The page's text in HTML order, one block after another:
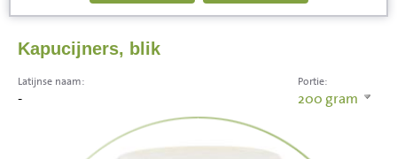
Kapucijners, blik
Portie:
200 gram
Latijnse naam:
-